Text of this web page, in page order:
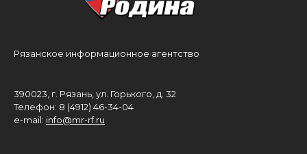
Рязанское информационное агентство
390023, г. Рязань, ул. Горького, д. 32
Телефон: 8 (4912) 46-34-04
e-mail: info@mr-rf.ru